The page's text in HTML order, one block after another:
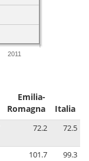
2011
Emilia-
Romagna
Italia
72.2 72.5
101.7 99.3